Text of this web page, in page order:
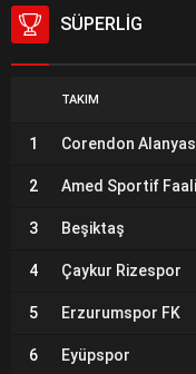
SÜPERLIG
TAKIM
1 Corendon
2 Amed Sportif
3 Beşiktaş
4 Çaykur Rizespor
5 Erzurumspor FK
6 Eyüpspor